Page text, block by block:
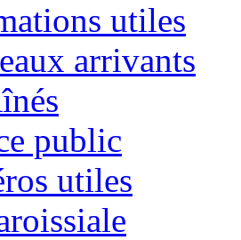
utiles
arrivants
public
utiles